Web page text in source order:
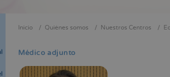
enlaces
ayuda
Inicio Quiénes somos Nuestros Centros
Médico adjunto